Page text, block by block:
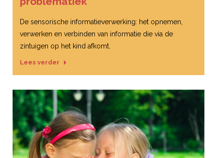
De sensorische informatieverwerking: het opnemen,
verwerken en verbinden van informatie die via de
zintuigen op het kind afkomt.
Lees verder